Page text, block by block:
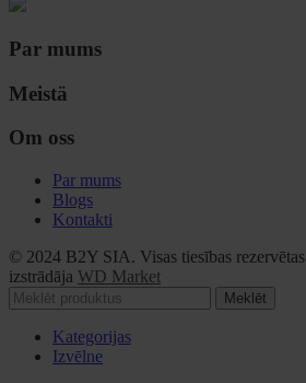
Par mums
Meistä
Om oss
Par mums
Blogs
Kontakti
© 2024 B2Y SIA. Visas tiesības rezervētas
izstrādāja WD Market
Meklēt
Kategorijas
Izvēlne